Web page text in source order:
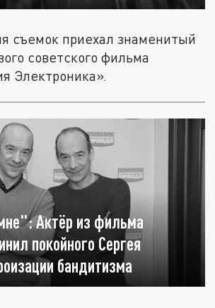
съемок приехал знаменитый
советского фильма
Электроника».
Актёр из фильма
покойного Сергея
бандитизма